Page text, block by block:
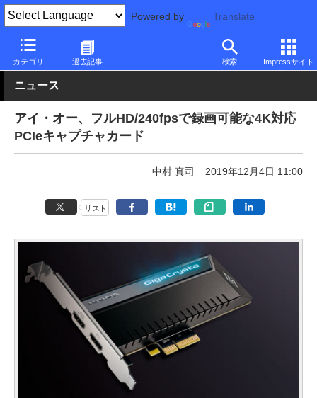
Powered by Translate
カテゴリ 過去記事 検索 Impressサイト
PC Watch 半導体/周辺機器 拡張カード
ニュース
アイ・オー、フルHD/240fpsで録画可能な4K対応
PCIeキャプチャカード
中村 真司 2019年12月4日 11:00
リスト